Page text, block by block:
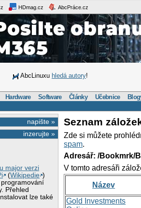
HDmag.cz AbcPráce.cz
AbcLinuxu hledá autory!
Hardware Software Články Učebnice
napište »
inzerujte »
major verzi
(Wikipedie )
Přehled
Instalovat lze také
Seznam
Zde si můžete
spam.
Adresář: /Bookmrk/
V tomto adresáři
Název
Gold Investments